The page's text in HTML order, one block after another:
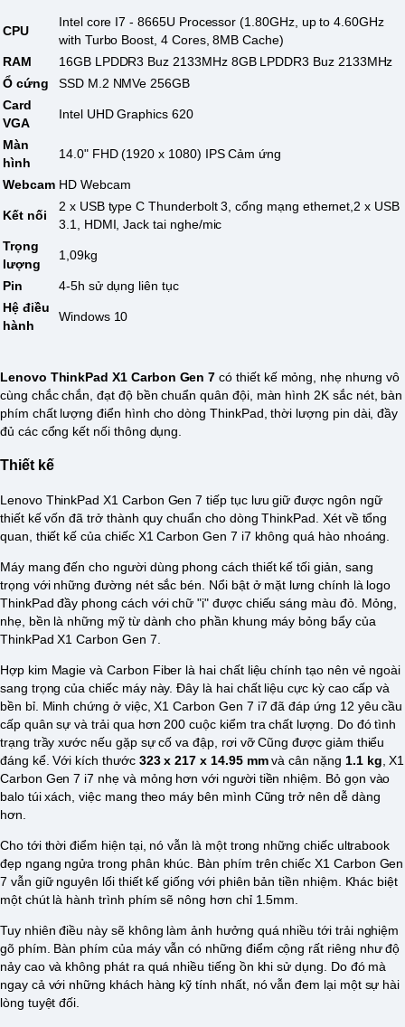
CPU
Intel core I7 - 8665U Processor (1.80GHz, up to 4.60GHz
with Turbo Boost, 4 Cores, 8MB Cache)
RAM
16GB LPDDR3 Buz 2133MHz 8GB LPDDR3 Buz 2133MHz
Ổ cứng
SSD M.2 NMVe 256GB
Card
VGA
Intel UHD Graphics 620
Màn
hình
14.0" FHD (1920 x 1080) IPSCảm ứng
Webcam HD Webcam
Kết nối
2 x USB type C Thunderbolt 3, cổng mạng ethernet,2 x USB
3.1, HDMI, Jack tai nghe/mic
Trọng
lượng
1,09kg
Pin
4-5h sử dụng liên tục
Hệ điều
hành
Windows 10
Lenovo ThinkPad X1 Carbon Gen 7 có thiết kế mỏng, nhẹ nhưng vô
cùng chắc chắn, đạt độ bền chuẩn quân đội, màn hình 2K sắc nét, bàn
phím chất lượng điển hình cho dòng ThinkPad, thời lượng pin dài, đầy
đủ các cổng kết nối thông dụng.
Thiết kế
Lenovo ThinkPad X1 Carbon Gen 7 tiếp tục lưu giữ được ngôn ngữ
thiết kế vốn đã trở thành quy chuẩn cho dòng ThinkPad. Xét về tổng
quan, thiết kế của chiếc X1 Carbon Gen 7 i7 không quá hào nhoáng.
Máy mang đến cho người dùng phong cách thiết kế tối giản, sang
trọng với những đường nét sắc bén. Nổi bật ở mặt lưng chính là logo
ThinkPad đầy phong cách với chữ "i" được chiếu sáng màu đỏ. Mỏng,
nhẹ, bền là những mỹ từ dành cho phần khung máy bỏng bẩy của
ThinkPad X1 Carbon Gen 7.
Hợp kim Magie và Carbon Fiber là hai chất liệu chính tạo nên vẻ ngoài
sang trọng của chiếc máy này. Đây là hai chất liệu cực kỳ cao cấp và
bền bỉ. Minh chứng ở việc, X1 Carbon Gen 7 i7 đã đáp ứng 12 yêu cầu
cấp quân sự và trải qua hơn 200 cuộc kiểm tra chất lượng. Do đó tình
trạng trầy xước nếu gặp sự cố va đập, rơi vỡ Cũng được giảm thiểu
đáng kể. Với kích thước 323 x 217 x 14.95 mmvà cân nặng 1.1 kg , X1
Carbon Gen 7 i7 nhẹ và mỏng hơn với người tiền nhiệm. Bỏ gọn vào
balo túi xách, việc mang theo máy bên mình Cũng trở nên dễ dàng
hơn.
Cho tới thời điểm hiện tại, nó vẫn là một trong những chiếc ultrabook
đẹp ngang ngửa trong phân khúc. Bàn phím trên chiếc X1 Carbon Gen
7 vẫn giữ nguyên lối thiết kế giống với phiên bản tiền nhiệm. Khác biệt
một chút là hành trình phím sẽ nông hơn chỉ 1.5mm.
Tuy nhiên điều này sẽ không làm ảnh hưởng quá nhiều tới trải nghiệm
gõ phím. Bàn phím của máy vẫn có những điểm cộng rất riêng như độ
nảy cao và không phát ra quá nhiều tiếng ồn khi sử dụng. Do đó mà
ngay cả với những khách hàng kỹ tính nhất, nó vẫn đem lại một sự hài
lòng tuyệt đối.